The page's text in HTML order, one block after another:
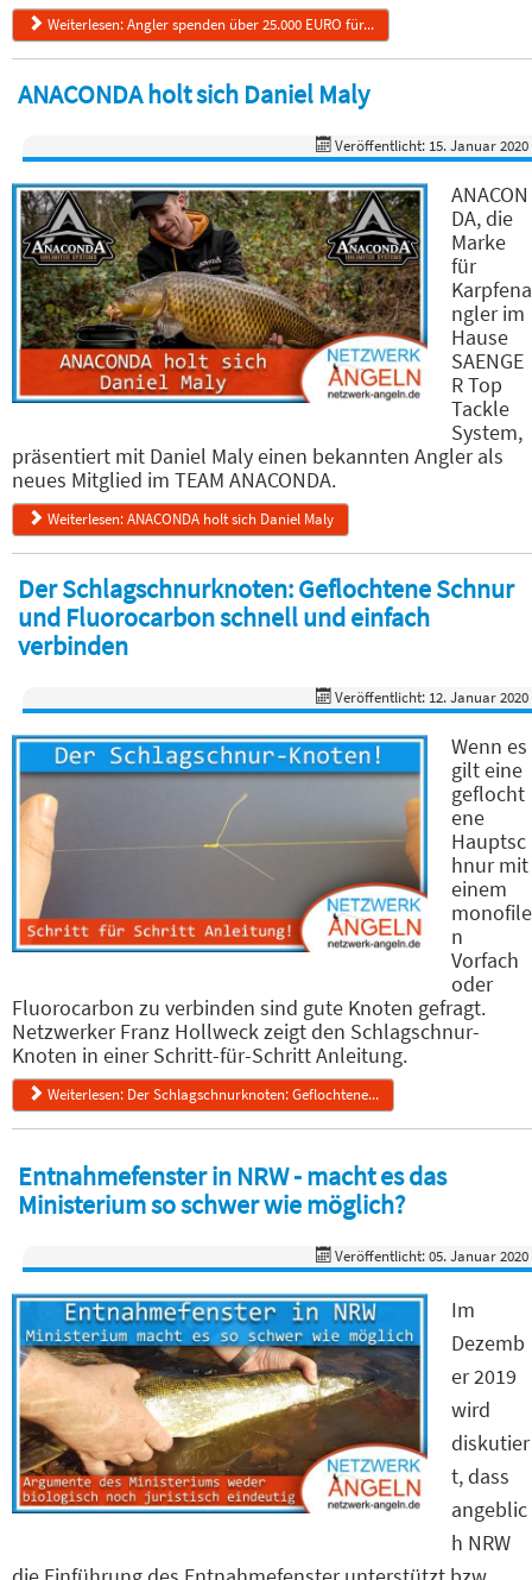
Weiterlesen: Angler spenden über 25.000 EURO für...
ANACONDA holt sich Daniel Maly
Veröffentlicht: 15. Januar 2020
ANACON
DA, die
Marke
für
Karpfena
ngler im
Hause
SAENGE
R Top
Tackle
System,
präsentiert mit Daniel Maly einen bekannten Angler als
neues Mitglied im TEAM ANACONDA.
Weiterlesen: ANACONDA holt sich Daniel Maly
Der Schlagschnurknoten: Geflochtene Schnur
und Fluorocarbon schnell und einfach
verbinden
Veröffentlicht: 12. Januar 2020
Wenn es
gilt eine
geflocht
ene
Hauptsc
hnur mit
einem
monofile
n
Vorfach
oder
Fluorocarbon zu verbinden sind gute Knoten gefragt.
Netzwerker Franz Hollweck zeigt den Schlagschnur-
Knoten in einer Schritt-für-Schritt Anleitung.
Weiterlesen: Der Schlagschnurknoten: Geflochtene...
Entnahmefenster in NRW - macht es das
Ministerium so schwer wie möglich?
Veröffentlicht: 05. Januar 2020
Im
Dezemb
er 2019
wird
diskutier
t, dass
angeblic
h NRW